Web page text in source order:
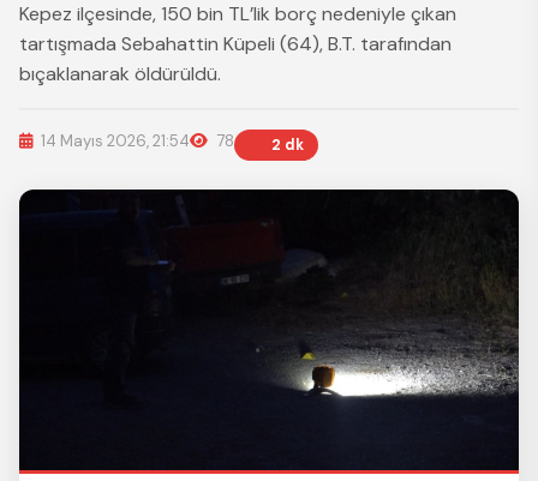
Kepez ilçesinde, 150 bin TL’lik borç nedeniyle çıkan
tartışmada Sebahattin Küpeli (64), B.T. tarafından
bıçaklanarak öldürüldü.
14 Mayıs 2026, 21:54 78 2 dk